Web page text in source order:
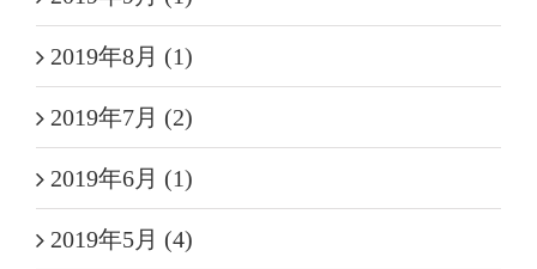
2019年8月 (1)
2019年7月 (2)
2019年6月 (1)
2019年5月 (4)